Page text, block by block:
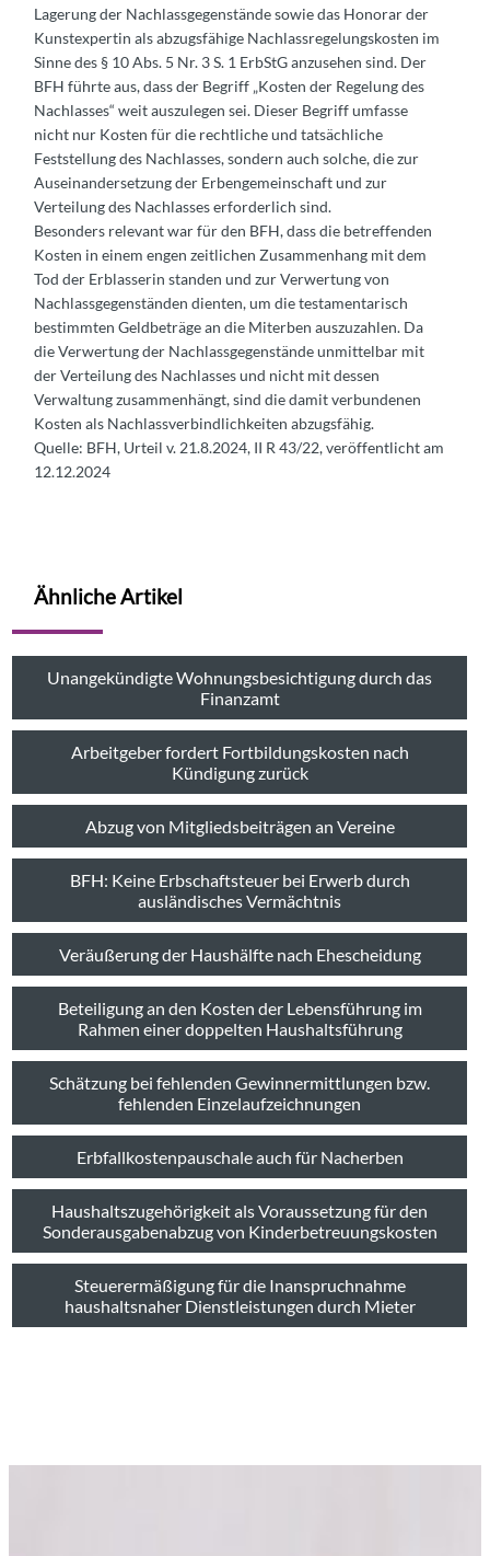
Lagerung der Nachlassgegenstände sowie das Honorar der
Kunstexpertin als abzugsfähige Nachlassregelungskosten im
Sinne des § 10 Abs. 5 Nr. 3 S. 1 ErbStG anzusehen sind. Der
BFH führte aus, dass der Begriff „Kosten der Regelung des
Nachlasses“ weit auszulegen sei. Dieser Begriff umfasse
nicht nur Kosten für die rechtliche und tatsächliche
Feststellung des Nachlasses, sondern auch solche, die zur
Auseinandersetzung der Erbengemeinschaft und zur
Verteilung des Nachlasses erforderlich sind.
Besonders relevant war für den BFH, dass die betreffenden
Kosten in einem engen zeitlichen Zusammenhang mit dem
Tod der Erblasserin standen und zur Verwertung von
Nachlassgegenständen dienten, um die testamentarisch
bestimmten Geldbeträge an die Miterben auszuzahlen. Da
die Verwertung der Nachlassgegenstände unmittelbar mit
der Verteilung des Nachlasses und nicht mit dessen
Verwaltung zusammenhängt, sind die damit verbundenen
Kosten als Nachlassverbindlichkeiten abzugsfähig.
Quelle: BFH, Urteil v. 21.8.2024, II R 43/22, veröffentlicht am
12.12.2024
Ähnliche Artikel
Unangekündigte Wohnungsbesichtigung durch das
Finanzamt
Arbeitgeber fordert Fortbildungskosten nach
Kündigung zurück
Abzug von Mitgliedsbeiträgen an Vereine
BFH: Keine Erbschaftsteuer bei Erwerb durch
ausländisches Vermächtnis
Veräußerung der Haushälfte nach Ehescheidung
Beteiligung an den Kosten der Lebensführung im
Rahmen einer doppelten Haushaltsführung
Schätzung bei fehlenden Gewinnermittlungen bzw.
fehlenden Einzelaufzeichnungen
Erbfallkostenpauschale auch für Nacherben
Haushaltszugehörigkeit als Voraussetzung für den
Sonderausgabenabzug von Kinderbetreuungskosten
Steuerermäßigung für die Inanspruchnahme
haushaltsnaher Dienstleistungen durch Mieter